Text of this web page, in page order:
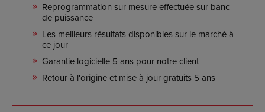
Reprogrammation sur mesure effectuée sur banc
de puissance
Les meilleurs résultats disponibles sur le marché à
ce jour
Garantie logicielle 5 ans pour notre client
Retour à l'origine et mise à jour gratuits 5 ans